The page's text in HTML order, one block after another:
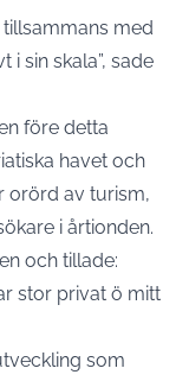
med
i sin skala”, sade
före detta
havet och
orörd av turism,
i årtionden.
och tillade:
stor privat ö mitt
som